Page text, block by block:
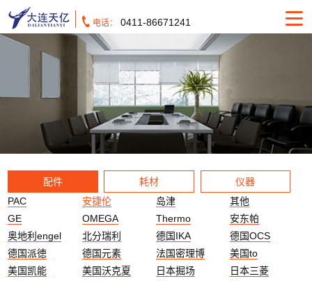
电话： 0411-86671241
配件 耗材
仪器
PAC
安捷伦 岛津
其他
GE
OMEGA Thermo
安东帕
奥地利engel
北分瑞利 德国IKA
德国OCS
德国派徳
德国元素 法国密理博
美国to
美国凯能
美国沃克夏 日本掘场
日本三菱